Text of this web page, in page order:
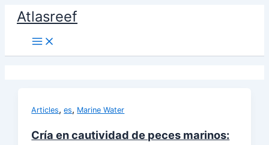
contenido
Atlasreef
Articles,es, Marine Water
Cría en cautividad de peces marinos: